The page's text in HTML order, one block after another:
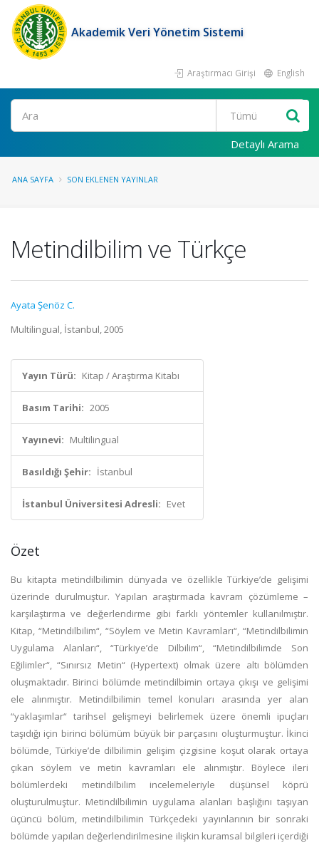
Akademik Veri Yönetim Sistemi
Araştırmacı Girişi English
Ara
Detaylı Arama
ANA SAYFA SON EKLENEN YAYINLAR
Metindilbilim ve Türkçe
Ayata Şenöz C.
Multilingual, İstanbul, 2005
Yayın Türü: Kitap / Araştırma Kitabı
Basım Tarihi: 2005
Yayınevi: Multilingual
Basıldığı Şehir: İstanbul
İstanbul Üniversitesi Adresli: Evet
Özet
Bu kitapta metindilbilimin dünyada ve özellikle Türkiye’de gelişimi
üzerinde durulmuştur. Yapılan araştırmada kavram çözümleme –
karşılaştırma ve değerlendirme gibi farklı yöntemler kullanılmıştır.
Kitap, “Metindilbilim“, “Söylem ve Metin Kavramları“, “Metindilbilimin
Uygulama Alanları“, “Türkiye’de Dilbilim“, “Metindilbilimde Son
Eğilimler“, “Sınırsız Metin“ (Hypertext) olmak üzere altı bölümden
oluşmaktadır. Birinci bölümde metindilbimin ortaya çıkışı ve gelişimi
ele alınmıştır. Metindilbilimin temel konuları arasında yer alan
“yaklaşımlar“ tarihsel gelişmeyi belirlemek üzere önemli ipuçları
taşıdığı için birinci bölümüm büyük bir parçasını oluşturmuştur. İkinci
bölümde, Türkiye’de dilbilimin gelişim çizgisine koşut olarak ortaya
çıkan söylem ve metin kavramları ele alınmıştır. Böylece ileri
bölümlerdeki metindilbilim incelemeleriyle düşünsel köprü
oluşturulmuştur. Metindilbilimin uygulama alanları başlığını taşıyan
üçüncü bölüm, metindilbilimin Türkçedeki yayınlarının bir sonraki
bölümde yapılan değerlendirilmesine ilişkin kuramsal bilgileri içerdiği